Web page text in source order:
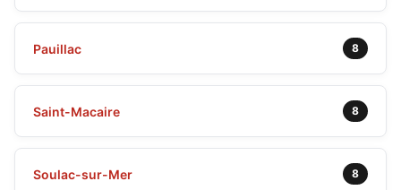
Pauillac 8
Saint-Macaire 8
Soulac-sur-Mer 8